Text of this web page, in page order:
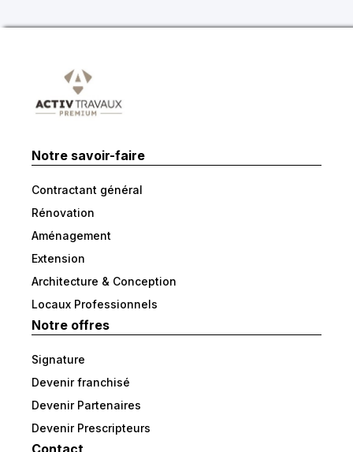
Notre savoir-faire
Contractant général
Rénovation
Aménagement
Extension
Architecture & Conception
Locaux Professionnels
Notre offres
Signature
Devenir franchisé
Devenir Partenaires
Devenir Prescripteurs
Contact